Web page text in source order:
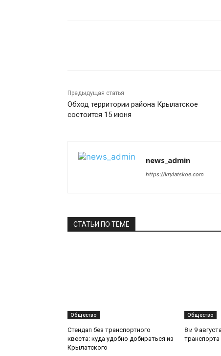
Предыдущая статья
Обход территории района Крылатское
состоится 15 июня
news_admin
https://krylatskoe.com
СТАТЬИ ПО ТЕМЕ
Общество
Стендап без транспортного
квеста: куда удобно добираться из
Крылатского
Общество
8 и 9